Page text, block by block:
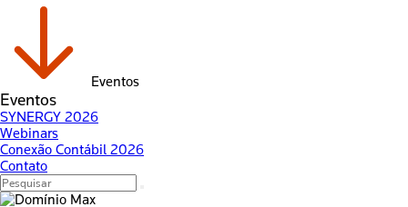
Eventos
Eventos
SYNERGY 2026
Webinars
Conexão Contábil 2026
Contato